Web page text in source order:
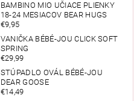
BAMBINO MIO UČIACE PLIENKY
18-24 MESIACOV BEAR HUGS
€9,95
VANIČKA BÉBÉ-JOU CLICK SOFT
SPRING
€29,99
STÚPADLO OVÁL BÉBÉ-JOU
DEAR GOOSE
€14,49